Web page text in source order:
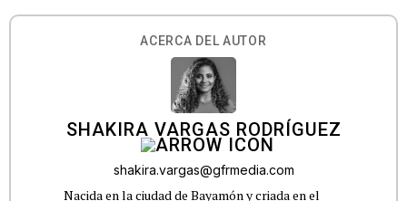
ACERCA DEL AUTOR
SHAKIRA VARGAS RODRÍGUEZ
shakira.vargas@gfrmedia.com
Nacida en la ciudad de Bayamón y criada en el